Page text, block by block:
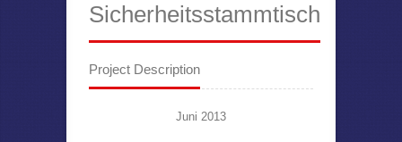
Sicherheitsstammtisch
Project Description
Juni 2013